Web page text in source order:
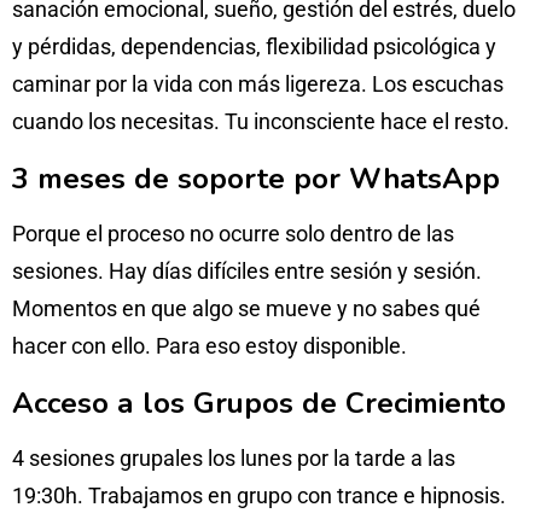
sanación emocional, sueño, gestión del estrés, duelo
y pérdidas, dependencias, flexibilidad psicológica y
caminar por la vida con más ligereza. Los escuchas
cuando los necesitas. Tu inconsciente hace el resto.
3 meses de soporte por WhatsApp
Porque el proceso no ocurre solo dentro de las
sesiones. Hay días difíciles entre sesión y sesión.
Momentos en que algo se mueve y no sabes qué
hacer con ello. Para eso estoy disponible.
Acceso a los Grupos de Crecimiento
4 sesiones grupales los lunes por la tarde a las
19:30h. Trabajamos en grupo con trance e hipnosis.